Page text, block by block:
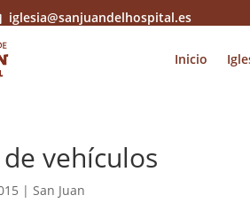
iglesia@sanjuandelhospital.es
Inicio
vehículos
|San Juan